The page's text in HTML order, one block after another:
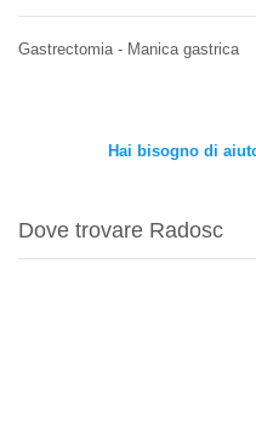
Gastrectomia - Manica gastrica
Hai bisogno di
Dove trovare Radosc